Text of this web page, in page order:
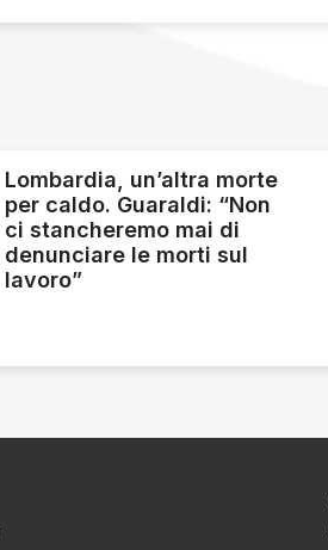
Lombardia, un’altra morte
per caldo. Guaraldi: “Non
ci stancheremo mai di
denunciare le morti sul
lavoro”